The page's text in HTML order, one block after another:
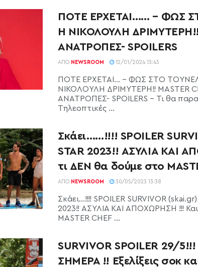
ΠΟΤΕ ΕΡΧΕΤΑΙ…… – ΦΩΣ
Η ΝΙΚΟΛΟΥΛΗ ΔΡΙΜΥΤΕΡΗ!!
ΑΝΑΤΡΟΠΕΣ- SPOILERS
ΑΠΌ NEWSROOM 12/01/2024 13:45
ΠΟΤΕ ΕΡΧΕΤΑΙ… - ΦΩΣ ΣΤΟ ΤΟΥΝΕΛ
ΝΙΚΟΛΟΥΛΗ ΔΡΙΜΥΤΕΡΗ!! MASTER
ΑΝΑΤΡΟΠΕΣ- SPOILERS - Τι θα
Τηλεοπτικές ...
Σκάει……!!!! SPOILER
STAR 2023!! ΑΣΥΛΙΑ ΚΑΙ
τι ΔΕΝ θα δούμε στο
ΑΠΌ NEWSROOM 30/05/2023 13:38
Σκάει…!!!! SPOILER SURVIVOR
2023!! ΑΣΥΛΙΑ ΚΑΙ ΑΠΟΧΩΡΗΣΗ !!!
MASTER CHEF ...
SURVIVOR SPOILER 29/
ΣΗΜΕΡΑ !! Εξελίξεις σοκ